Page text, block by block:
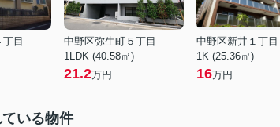
目
中野区弥生町５丁目
1LDK (40.58㎡)
21.2万円
中野区新井１丁目
1K (25.36㎡)
16万円
いる物件